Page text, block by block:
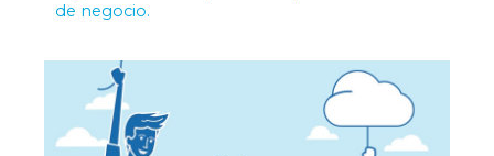
de negocio.